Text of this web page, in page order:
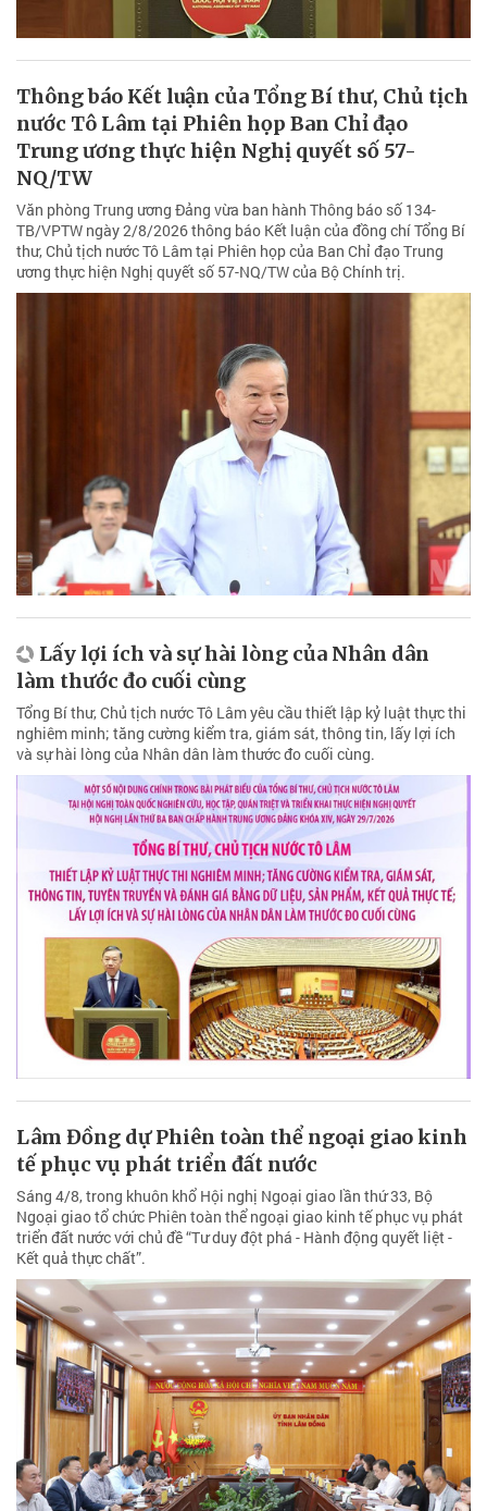
Thông báo Kết luận của Tổng Bí thư, Chủ tịch
nước Tô Lâm tại Phiên họp Ban Chỉ đạo
Trung ương thực hiện Nghị quyết số 57-
NQ/TW
Văn phòng Trung ương Đảng vừa ban hành Thông báo số 134-
TB/VPTW ngày 2/8/2026 thông báo Kết luận của đồng chí Tổng Bí
thư, Chủ tịch nước Tô Lâm tại Phiên họp của Ban Chỉ đạo Trung
ương thực hiện Nghị quyết số 57-NQ/TW của Bộ Chính trị.
Lấy lợi ích và sự hài lòng của Nhân dân
làm thước đo cuối cùng
Tổng Bí thư, Chủ tịch nước Tô Lâm yêu cầu thiết lập kỷ luật thực thi
nghiêm minh; tăng cường kiểm tra, giám sát, thông tin, lấy lợi ích
và sự hài lòng của Nhân dân làm thước đo cuối cùng.
Lâm Đồng dự Phiên toàn thể ngoại giao kinh
tế phục vụ phát triển đất nước
Sáng 4/8, trong khuôn khổ Hội nghị Ngoại giao lần thứ 33, Bộ
Ngoại giao tổ chức Phiên toàn thể ngoại giao kinh tế phục vụ phát
triển đất nước với chủ đề “Tư duy đột phá - Hành động quyết liệt -
Kết quả thực chất”.